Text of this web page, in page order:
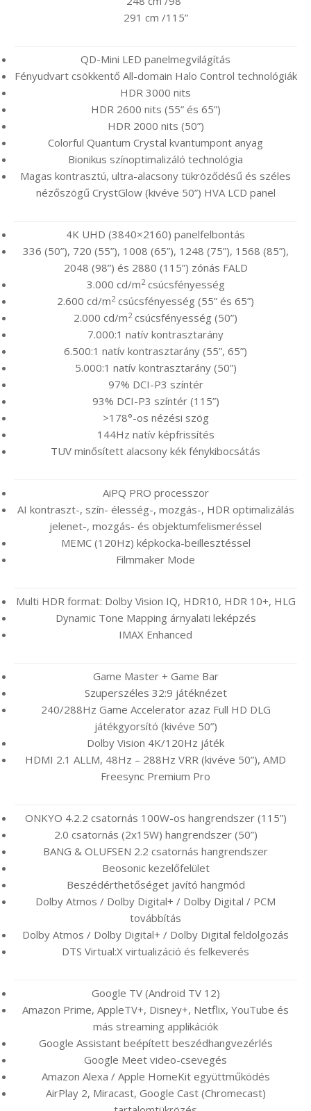
291 cm /115”
QD-Mini LED panelmegvilágítás
Fényudvart csökkentő All-domain Halo Control technológiák
HDR 3000 nits
HDR 2600 nits (55” és 65”)
HDR 2000 nits (50”)
Colorful Quantum Crystal kvantumpont anyag
Bionikus színoptimalizáló technológia
Magas kontrasztú, ultra-alacsony tükröződésű és széles
nézőszögű CrystGlow (kivéve 50”) HVA LCD panel
4K UHD (3840×2160) panelfelbontás
336 (50”), 720 (55”), 1008 (65”), 1248 (75”), 1568 (85”),
2048 (98”) és 2880 (115”) zónás FALD
3.000 cd/m2csúcsfényesség
2.600 cd/m2csúcsfényesség (55” és 65”)
2.000 cd/m2csúcsfényesség (50”)
7.000:1 natív kontrasztarány
6.500:1 natív kontrasztarány (55”, 65”)
5.000:1 natív kontrasztarány (50”)
97% DCI-P3 színtér
93% DCI-P3 színtér (115”)
>178°-os nézési szög
144Hz natív képfrissítés
TUV minősített alacsony kék fénykibocsátás
AiPQ PRO processzor
AI kontraszt-, szín- élesség-, mozgás-, HDR optimalizálás
jelenet-, mozgás- és objektumfelismeréssel
MEMC (120Hz) képkocka-beillesztéssel
Filmmaker Mode
Multi HDR format: Dolby Vision IQ, HDR10, HDR 10+, HLG
Dynamic Tone Mapping árnyalati leképzés
IMAX Enhanced
Game Master + Game Bar
Szuperszéles 32:9 játéknézet
240/288Hz Game Accelerator azaz Full HD DLG
játékgyorsító (kivéve 50”)
Dolby Vision 4K/120Hz játék
HDMI 2.1 ALLM, 48Hz – 288Hz VRR (kivéve 50”), AMD
Freesync Premium Pro
ONKYO 4.2.2 csatornás 100W-os hangrendszer (115”)
2.0 csatornás (2x15W) hangrendszer (50”)
BANG & OLUFSEN 2.2 csatornás hangrendszer
Beosonic kezelőfelület
Beszédérthetőséget javító hangmód
Dolby Atmos / Dolby Digital+ / Dolby Digital / PCM
továbbítás
Dolby Atmos / Dolby Digital+ / Dolby Digital feldolgozás
DTS Virtual:X virtualizáció és felkeverés
Google TV (Android TV 12)
Amazon Prime, AppleTV+, Disney+, Netflix, YouTube és
más streaming applikációk
Google Assistant beépített beszédhangvezérlés
Google Meet video-csevegés
Amazon Alexa / Apple HomeKit együttműködés
AirPlay 2, Miracast, Google Cast (Chromecast)